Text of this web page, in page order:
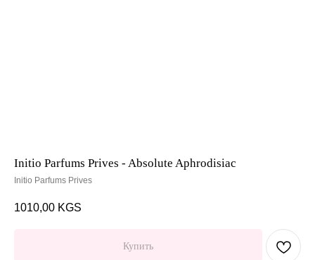
Initio Parfums Prives - Absolute Aphrodisiac
Initio Parfums Prives
1010,00 KGS
Купить